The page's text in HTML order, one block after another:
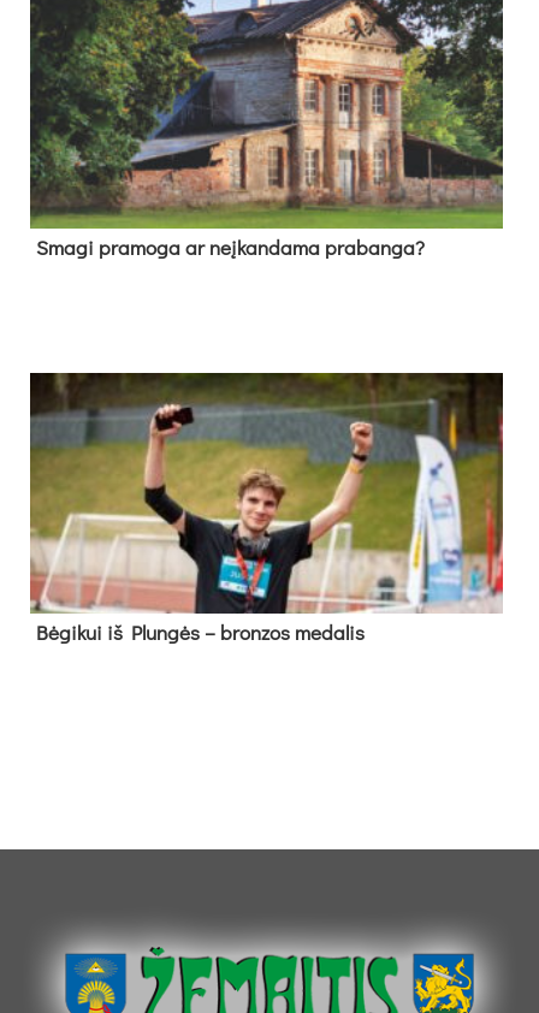
Sma­gi pra­mo­ga ar neį­kan­da­ma pra­ban­ga?
Bė­gi­kui iš Plun­gės – bron­zos me­da­lis